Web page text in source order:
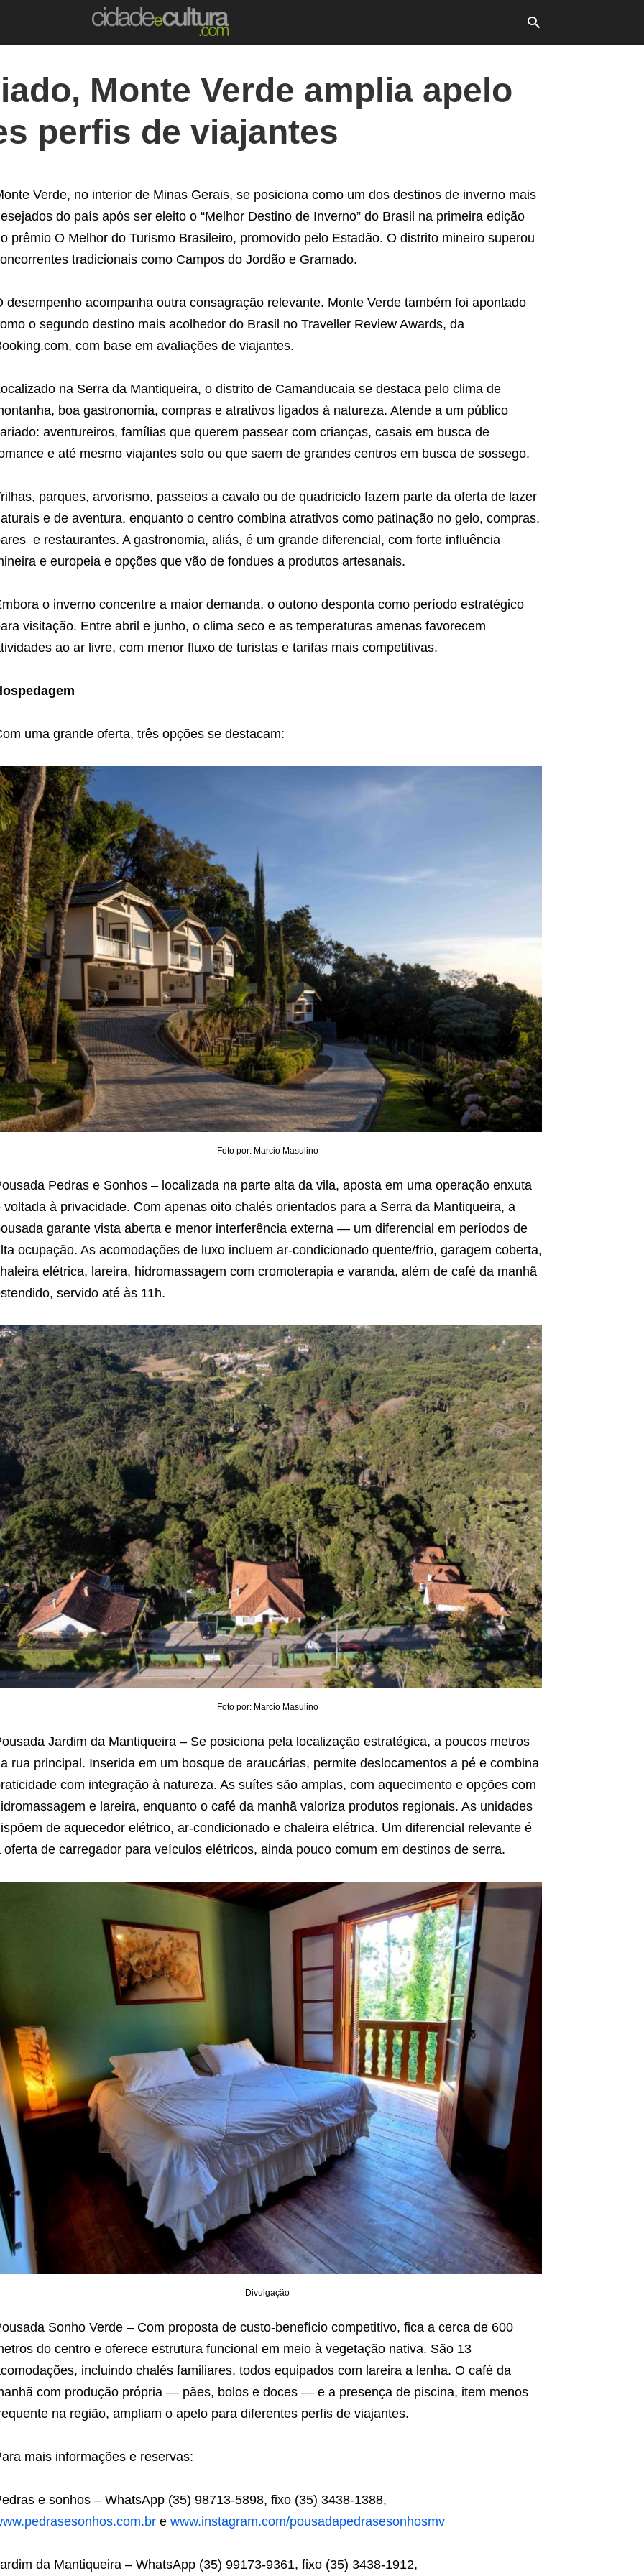
Monte Verde amplia apelo
perfis de viajantes
Verde, no interior de Minas Gerais, se posiciona como um dos destinos de inverno mais
do país após ser eleito o “Melhor Destino de Inverno” do Brasil na primeira edição
prêmio O Melhor do Turismo Brasileiro, promovido pelo Estadão. O distrito mineiro superou
tradicionais como Campos do Jordão e Gramado.
desempenho acompanha outra consagração relevante. Monte Verde também foi apontado
o segundo destino mais acolhedor do Brasil no Traveller Review Awards, da
com base em avaliações de viajantes.
na Serra da Mantiqueira, o distrito de Camanducaia se destaca pelo clima de
boa gastronomia, compras e atrativos ligados à natureza. Atende a um público
aventureiros, famílias que querem passear com crianças, casais em busca de
e até mesmo viajantes solo ou que saem de grandes centros em busca de sossego.
parques, arvorismo, passeios a cavalo ou de quadriciclo fazem parte da oferta de lazer
e de aventura, enquanto o centro combina atrativos como patinação no gelo, compras,
e restaurantes. A gastronomia, aliás, é um grande diferencial, com forte influência
e europeia e opções que vão de fondues a produtos artesanais.
o inverno concentre a maior demanda, o outono desponta como período estratégico
visitação. Entre abril e junho, o clima seco e as temperaturas amenas favorecem
ao ar livre, com menor fluxo de turistas e tarifas mais competitivas.
uma grande oferta, três opções se destacam:
Foto por: Marcio Masulino
Pedras e Sonhos – localizada na parte alta da vila, aposta em uma operação enxuta
voltada à privacidade. Com apenas oito chalés orientados para a Serra da Mantiqueira, a
garante vista aberta e menor interferência externa — um diferencial em períodos de
ocupação. As acomodações de luxo incluem ar-condicionado quente/frio, garagem coberta,
elétrica, lareira, hidromassagem com cromoterapia e varanda, além de café da manhã
servido até às 11h.
Foto por: Marcio Masulino
Jardim da Mantiqueira – Se posiciona pela localização estratégica, a poucos metros
rua principal. Inserida em um bosque de araucárias, permite deslocamentos a pé e combina
com integração à natureza. As suítes são amplas, com aquecimento e opções com
e lareira, enquanto o café da manhã valoriza produtos regionais. As unidades
de aquecedor elétrico, ar-condicionado e chaleira elétrica. Um diferencial relevante é
oferta de carregador para veículos elétricos, ainda pouco comum em destinos de serra.
Divulgação
Sonho Verde – Com proposta de custo-benefício competitivo, fica a cerca de 600
do centro e oferece estrutura funcional em meio à vegetação nativa. São 13
incluindo chalés familiares, todos equipados com lareira a lenha. O café da
com produção própria — pães, bolos e doces — e a presença de piscina, item menos
na região, ampliam o apelo para diferentes perfis de viajantes.
mais informações e reservas:
e sonhos – WhatsApp (35) 98713-5898, fixo (35) 3438-1388,
e www.instagram.com/pousadapedrasesonhosmv
da Mantiqueira – WhatsApp (35) 99173-9361, fixo (35) 3438-1912,